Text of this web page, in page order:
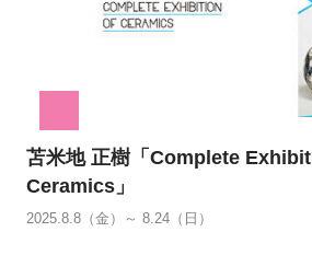
苫米地 正樹「Complete
Ceramics」
2025.8.8（金）～ 8.24（日）